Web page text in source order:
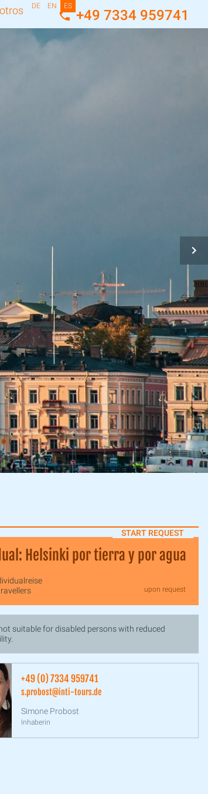
+49 7334 959741
DE EN ES
START REQUEST
Helsinki por tierra y por agua
upon request
suitable for disabled persons with reduced
+49 (0) 7334 959741
s.probost@inti-tours.de
Simone Probost
Inhaberin